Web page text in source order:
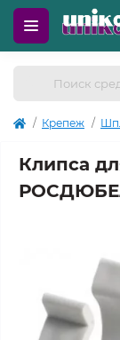
Крепеж
Клипса